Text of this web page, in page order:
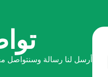
أرسل لنا رسالة